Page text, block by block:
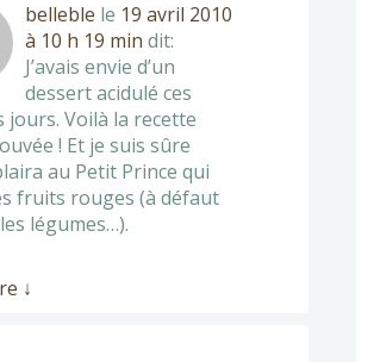
belleble le 19 avril 2010
à 10 h 19 min dit:
J’avais envie d’un
dessert acidulé ces
jours. Voilà la recette
! Et je suis sûre
au Petit Prince qui
fruits rouges (à défaut
légumes…).
↓